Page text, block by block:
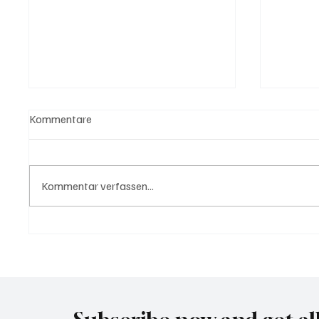
Kommentare
Kommentar verfassen...